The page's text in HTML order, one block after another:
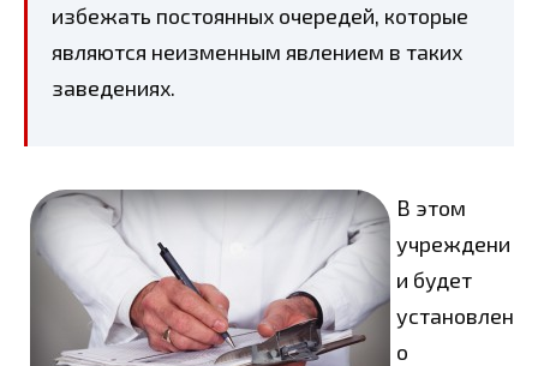
избежать постоянных очередей, которые
являются неизменным явлением в таких
заведениях.
В этом
учреждени
и будет
установлен
о